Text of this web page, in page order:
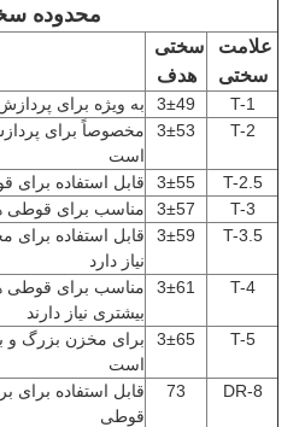
محدوده
سختی
هدف
T-1
3±49
به ویژه برای
T-2
3±53
است
T-2.5
3±55
قابل استفاده برای
T-3
3±57
مناسب برای قوطی
T-3.5
3±59
نیاز دارد
T-4
3±61
بیشتری نیاز دارند
T-5
3±65
است
DR-8
73
قوطی